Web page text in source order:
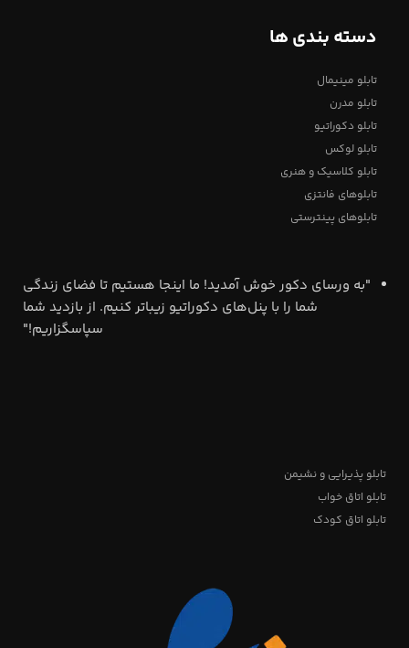
دسته بندی ها
تابلو مینیمال
تابلو مدرن
تابلو دکوراتیو
تابلو لوکس
تابلو کلاسیک و هنری
تابلوهای فانتزی
تابلوهای پینترستی
"به ورسای دکور خوش آمدید! ما اینجا هستیم تا فضای زندگی
شما را با پنل‌های دکوراتیو زیباتر کنیم. از بازدید شما
سپاسگزاریم!"
تابلو پذیرایی و نشیمن
تابلو اتاق خواب
تابلو اتاق کودک